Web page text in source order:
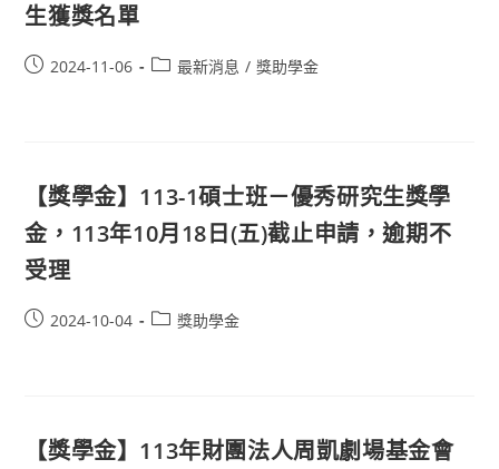
生獲獎名單
2024-11-06 最新消息 / 獎助學金
【獎學金】113-1碩士班－優秀研究生獎學
金，113年10月18日(五)截止申請，逾期不
受理
2024-10-04 獎助學金
【獎學金】113年財團法人周凱劇場基金會